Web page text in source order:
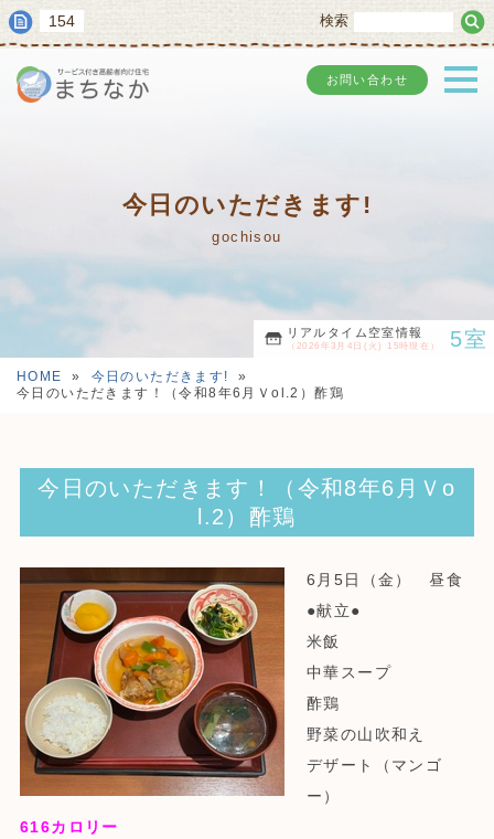
検索
154
お問い合わせ
リアルタイム空室情報
（2026年3月4日(火) 15時現在） 5室
今日のいただきます!
gochisou
HOME » 今日のいただきます!
»
今日のいただきます！（令和8年6月Ｖol.2）酢鶏
今日のいただきます！（令和8年6月Ｖo
l.2）酢鶏
6月5日（金） 昼食
●献立●
米飯
中華スープ
酢鶏
野菜の山吹和え
デザート（マンゴ
ー）
616カロリー